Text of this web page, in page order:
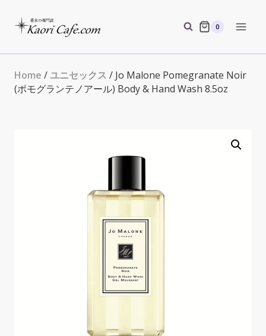
0
Home /ユニセックス / Jo Malone Pomegranate Noir
(ポモグランテノアール) Body & Hand Wash 8.5oz